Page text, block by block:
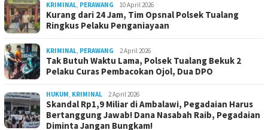
KRIMINAL, PERAWANG 10 April 2026
Kurang dari 24 Jam, Tim Opsnal Polsek Tualang
Ringkus Pelaku Penganiayaan
KRIMINAL, PERAWANG 2 April 2026
Tak Butuh Waktu Lama, Polsek Tualang Bekuk 2
Pelaku Curas Pembacokan Ojol, Dua DPO
HUKUM, KRIMINAL 2 April 2026
Skandal Rp1,9 Miliar di Ambalawi, Pegadaian Harus
Bertanggung Jawab! Dana Nasabah Raib, Pegadaian
Diminta Jangan Bungkam!